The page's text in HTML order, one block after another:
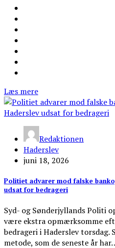
Læs mere
Redaktionen
Haderslev
juni 18, 2026
Politiet advarer mod falske
udsat for bedrageri
Syd- og Sønderjyllands Politi
være ekstra opmærksomme
bedrageri i Haderslev torsdag.
metode, som de seneste år